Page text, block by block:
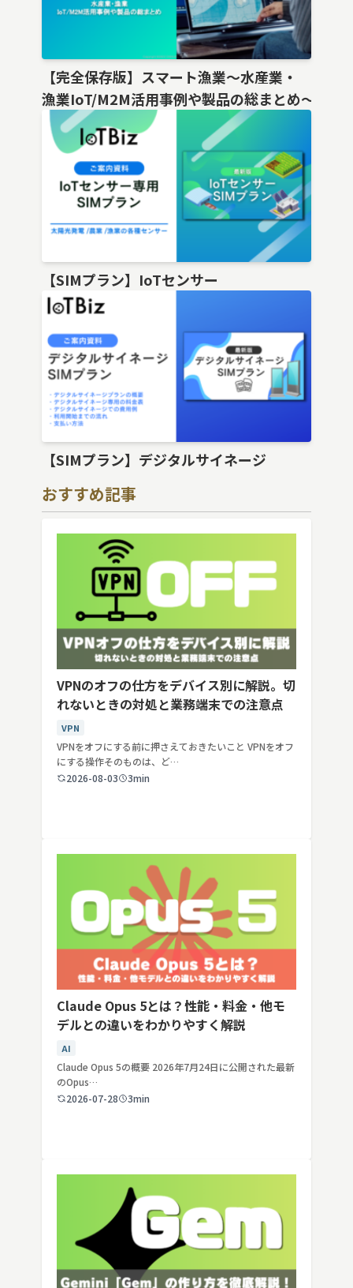
【完全保存版】スマート漁業〜水産業・
漁業IoT/M2M活用事例や製品の総まとめ〜
【SIMプラン】IoTセンサー
【SIMプラン】デジタルサイネージ
おすすめ記事
VPNのオフの仕方をデバイス別に解説。切
れないときの対処と業務端末での注意点
VPN
VPNをオフにする前に押さえておきたいこと VPNをオフ
にする操作そのものは、ど…
2026-08-03
3min
Claude Opus 5とは？性能・料金・他モ
デルとの違いをわかりやすく解説
AI
Claude Opus 5の概要 2026年7月24日に公開された最新
のOpus…
2026-07-28
3min